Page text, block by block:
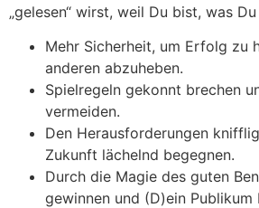
„gelesen“ wirst, weil Du bist, was
Mehr Sicherheit, um Erfolg zu
anderen abzuheben.
Spielregeln gekonnt brechen
vermeiden.
Den Herausforderungen
Zukunft lächelnd begegnen.
Durch die Magie des guten
gewinnen und (D)ein Publikum